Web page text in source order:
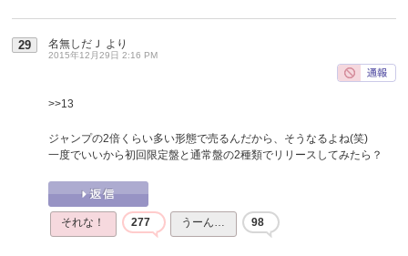
29 名無しだＪ より
2015年12月29日 2:16 PM
>>13
ジャンプの2倍くらい多い形態で売るんだから、そうなるよね(笑)
一度でいいから初回限定盤と通常盤の2種類でリリースしてみたら？
それな！ 277 うーん… 98